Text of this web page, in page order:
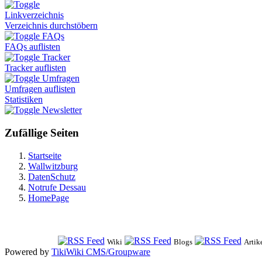
Linkverzeichnis
Verzeichnis durchstöbern
FAQs
FAQs auflisten
Tracker
Tracker auflisten
Umfragen
Umfragen auflisten
Statistiken
Newsletter
Zufällige Seiten
Startseite
Wallwitzburg
DatenSchutz
Notrufe Dessau
HomePage
Wiki Blogs
Powered by TikiWiki CMS/Groupware